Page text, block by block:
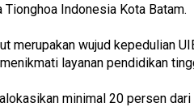
Indonesia Kota Batam.
merupakan wujud kepedulian
layanan pendidikan
minimal 20 persen